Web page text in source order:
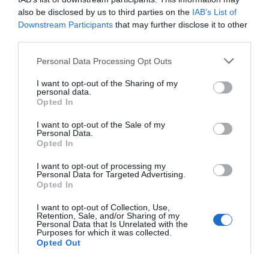
also be disclosed by us to third parties on the IAB’s List of
Downstream Participants that may further disclose it to other
Please note that this website/app uses one or more Google
not limited to your visit or usage behaviour. You may click to
grant or deny consent to Google and its third-party tags to
use your data for below specified purposes in below Google
consent section.
Personal Data Processing Opt Outs
I want to opt-out of the Sharing of my
personal data.
Opted In
I want to opt-out of the Sale of my
Personal Data.
Opted In
I want to opt-out of processing my
Personal Data for Targeted Advertising.
Opted In
I want to opt-out of Collection, Use,
Retention, Sale, and/or Sharing of my
Personal Data that Is Unrelated with the
Purposes for which it was collected.
Opted Out
évre egyre több lesz belőlük. A virágok vonzzák a
pillangókat és méheket is – így a kerted szó szerint életre
kel.
gomborka szereti a nedves, hűvös talajt, és virágzása
után visszahúzódik, teret adva más növényeknek. Magjai
bukkannak fel.
10. Violácska – A kert kis mosolya
Ez az aprócska növény egész évben virágzik, és
bármilyen kertbe illik. A magjai önállóan szétszóródnak,
és a következő évben újra virágba borul. A virágai ehetők,
gyakran salátákba kerülnek – így a szépség ízben is
visszaköszön.
Egyetlen ültetés, örökké tartó szépség